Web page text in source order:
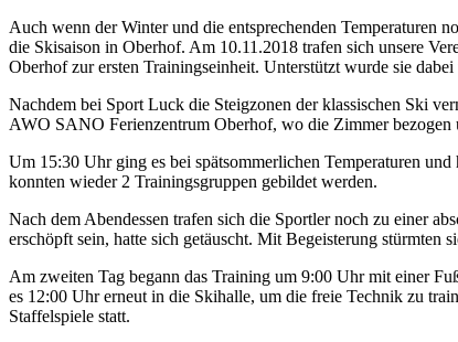
Auch wenn der Winter und die entsprechenden Temperaturen
die Skisaison in Oberhof. Am 10.11.2018 trafen sich unsere
Oberhof zur ersten Trainingseinheit. Unterstützt wurde sie
Nachdem bei Sport Luck die Steigzonen der klassischen Ski
AWO SANO Ferienzentrum Oberhof, wo die Zimmer bezogen
Um 15:30 Uhr ging es bei spätsommerlichen Temperaturen
konnten wieder 2 Trainingsgruppen gebildet werden.
Nach dem Abendessen trafen sich die Sportler noch zu einer
erschöpft sein, hatte sich getäuscht. Mit Begeisterung stürmten
Am zweiten Tag begann das Training um 9:00 Uhr mit einer
es 12:00 Uhr erneut in die Skihalle, um die freie Technik zu
Staffelspiele statt.